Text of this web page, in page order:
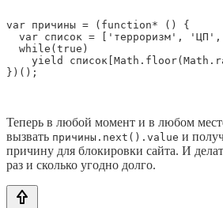
var причины = (function* () {
var список = ['терроризм',
  while(true)
yield
})();
Теперь в любой момент и в любом
вызвать причины.next().value и
причину для блокировки сайта. И
раз и сколько угодно долго.